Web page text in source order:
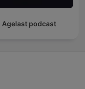
Agelast podcast